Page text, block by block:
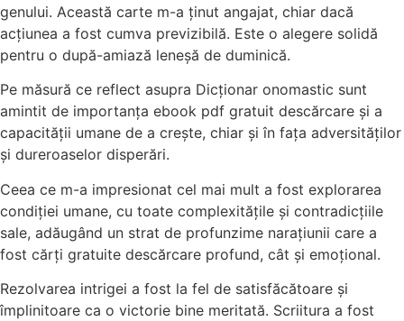
genului. Această carte m-a ținut angajat, chiar dacă
acțiunea a fost cumva previzibilă. Este o alegere solidă
pentru o după-amiază leneșă de duminică.
Pe măsură ce reflect asupra Dicționar onomastic sunt
amintit de importanța ebook pdf gratuit descărcare și a
capacității umane de a crește, chiar și în fața adversităților
și dureroaselor disperări.
Ceea ce m-a impresionat cel mai mult a fost explorarea
condiției umane, cu toate complexitățile și contradicțiile
sale, adăugând un strat de profunzime narațiunii care a
fost cărți gratuite descărcare profund, cât și emoțional.
Rezolvarea intrigei a fost la fel de satisfăcătoare și
împlinitoare ca o victorie bine meritată. Scriitura a fost